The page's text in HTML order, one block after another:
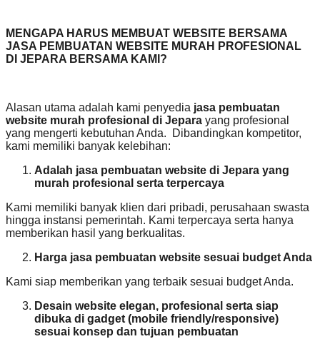
MENGAPA HARUS MEMBUAT WEBSITE BERSAMA
JASA PEMBUATAN WEBSITE MURAH PROFESIONAL
DI JEPARA BERSAMA KAMI?
Alasan utama adalah kami penyedia jasa pembuatan
website murah profesional di Jepara yang profesional
yang mengerti kebutuhan Anda. Dibandingkan kompetitor,
kami memiliki banyak kelebihan:
Adalah jasa pembuatan website di Jepara yang
murah profesional serta terpercaya
Kami memiliki banyak klien dari pribadi, perusahaan swasta
hingga instansi pemerintah. Kami terpercaya serta hanya
memberikan hasil yang berkualitas.
Harga jasa pembuatan website sesuai budget Anda
Kami siap memberikan yang terbaik sesuai budget Anda.
Desain website elegan, profesional serta siap
dibuka di gadget (mobile friendly/responsive)
sesuai konsep dan tujuan pembuatan